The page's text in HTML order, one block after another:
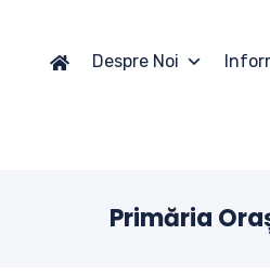
Despre Noi
Primăria